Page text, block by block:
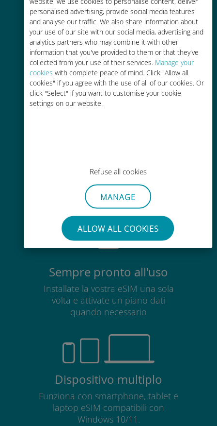
personalised advertising, provide social media features
and analyse our traffic. We also share information about
your use of our site with our social media, advertising and
analytics partners who may combine it with other
information that you've provided to them or that they've
collected from your use of their services. Manage your
cookies with complete peace of mind. Click "Allow all
cookies" if you agree with the use of all of our cookies. Or
click "Select" if you want to customise your cookie
settings on our website.
Refuse all cookies
MANAGE
ALLOW ALL COOKIES
operatore attuale
Ricarica facile
Ovunque tramite l'app Ubigi, anche
senza Wi-Fi o dati residui
Senza sforzo
Non è necessario rimuovere la
scheda SIM esistente
Sempre pronto all'uso
Installate la vostra eSIM una sola
volta e attivate un piano dati
quando necessario
Dispositivo multiplo
Funziona con smartphone, tablet e
laptop eSIM compatibili con
Windows 10/11.